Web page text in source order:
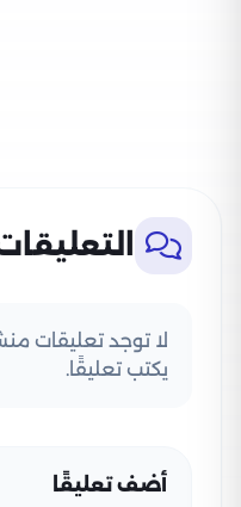
لا توجد تعليقات
يكتب تعليقًا.
أضف تعليقًا